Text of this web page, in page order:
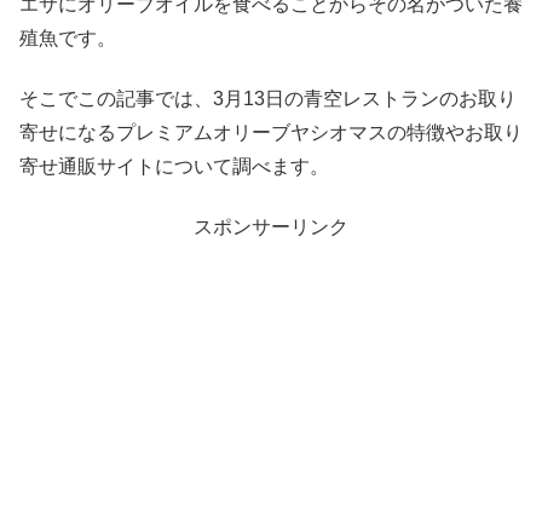
殖魚です。
そこでこの記事では、3月13日の青空レストランのお取り
寄せになるプレミアムオリーブヤシオマスの特徴やお取り
寄せ通販サイトについて調べます。
スポンサーリンク